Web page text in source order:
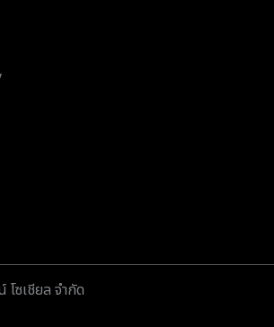
ซเชียล จำกัด